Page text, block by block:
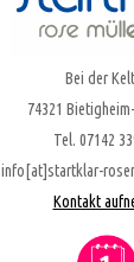
Bei der
74321
Tel. 07142
info[at]startklar-
Kontakt